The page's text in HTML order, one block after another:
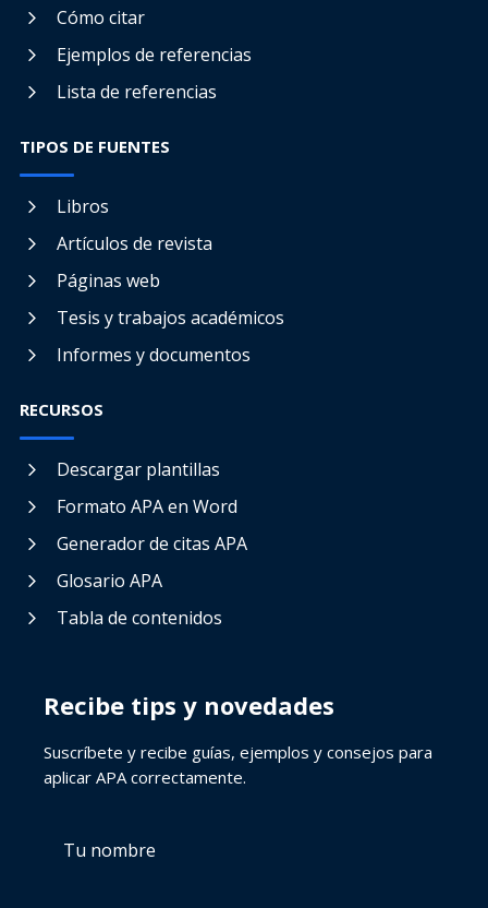
Cómo citar
Ejemplos de referencias
Lista de referencias
TIPOS DE FUENTES
Libros
Artículos de revista
Páginas web
Tesis y trabajos académicos
Informes y documentos
RECURSOS
Descargar plantillas
Formato APA en Word
Generador de citas APA
Glosario APA
Tabla de contenidos
Recibe tips y novedades
Suscríbete y recibe guías, ejemplos y consejos para
aplicar APA correctamente.
nombre
correo